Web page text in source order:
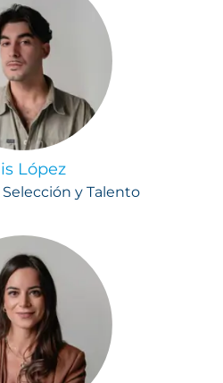
López
y Talento